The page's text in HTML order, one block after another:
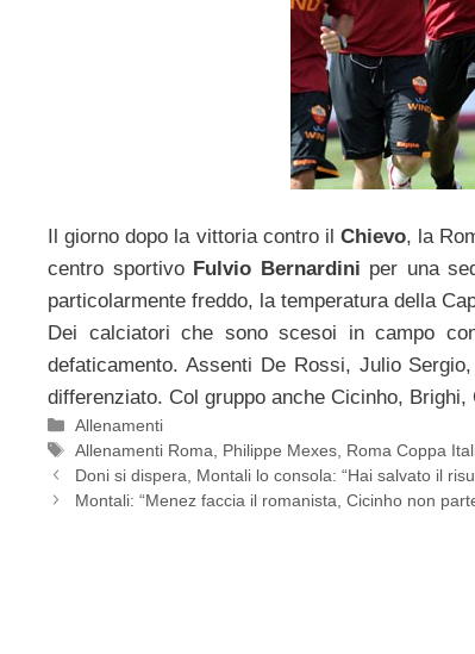
Il giorno dopo la vittoria contro il Chievo, la
centro sportivo Fulvio Bernardini per una
particolarmente freddo, la temperatura della
Dei calciatori che sono scesoi in campo
defaticamento. Assenti De Rossi, Julio
differenziato. Col gruppo anche Cicinho,
Categorie
Allenamenti
Tag
Allenamenti Roma Philippe Mexes Roma Coppa
Doni si dispera, Montali lo consola: “Hai salvato il
Montali: “Menez faccia il romanista, Cicinho non